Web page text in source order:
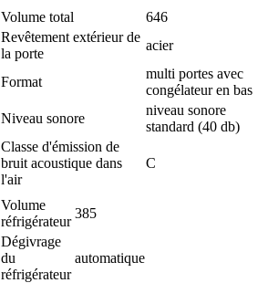
Volume total
646
Revêtement extérieur de
la porte
acier
Format
multi portes avec
congélateur en bas
Niveau sonore
niveau sonore
standard (40 db)
Classe d'émission de
bruit acoustique dans
l'air
C
Volume
réfrigérateur
385
Dégivrage
du
réfrigérateur
automatique